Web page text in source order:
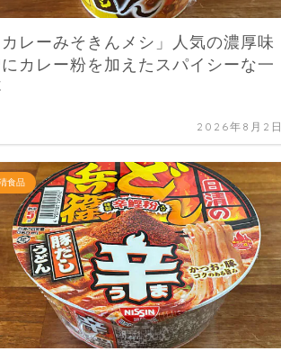
カレーみそきんメシ」人気の濃厚味
カレー粉を加えたスパイシーな一
2026年8月2日
食品